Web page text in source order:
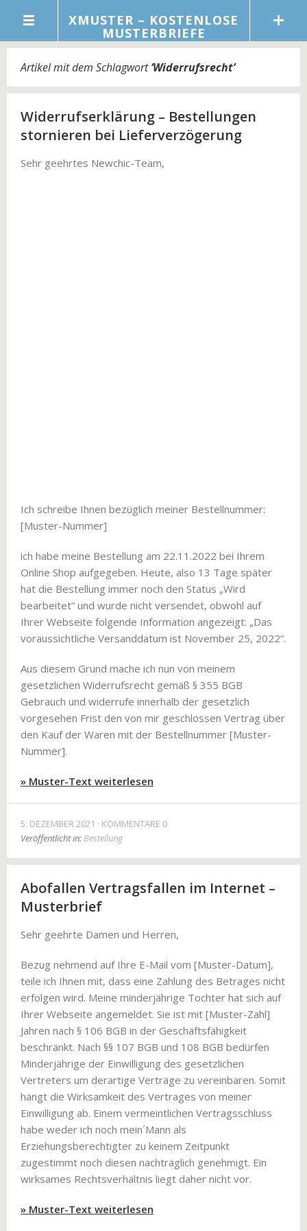
XMUSTER – KOSTENLOSE
MUSTERBRIEFE
Artikel mit dem Schlagwort‘Widerrufsrecht’
Widerrufserklärung – Bestellungen
stornieren bei Lieferverzögerung
Sehr geehrtes Newchic-Team,
Ich schreibe Ihnen bezüglich meiner Bestellnummer:
[Muster-Nummer]
ich habe meine Bestellung am 22.11.2022 bei Ihrem
Online Shop aufgegeben. Heute, also 13 Tage später
hat die Bestellung immer noch den Status „Wird
bearbeitet“ und wurde nicht versendet, obwohl auf
Ihrer Webseite folgende Information angezeigt: „Das
voraussichtliche Versanddatum ist November 25, 2022“.
Aus diesem Grund mache ich nun von meinem
gesetzlichen Widerrufsrecht gemäß § 355 BGB
Gebrauch und widerrufe innerhalb der gesetzlich
vorgesehen Frist den von mir geschlossen Vertrag über
den Kauf der Waren mit der Bestellnummer [Muster-
Nummer].
» Muster-Text weiterlesen
5. DEZEMBER 2021
KOMMENTARE 0
Veröffentlicht in:Bestellung
Abofallen Vertragsfallen im Internet –
Musterbrief
Sehr geehrte Damen und Herren,
Bezug nehmend auf Ihre E-Mail vom [Muster-Datum],
teile ich Ihnen mit, dass eine Zahlung des Betrages nicht
erfolgen wird. Meine minderjährige Tochter hat sich auf
Ihrer Webseite angemeldet. Sie ist mit [Muster-Zahl]
Jahren nach § 106 BGB in der Geschäftsfähigkeit
beschränkt. Nach §§ 107 BGB und 108 BGB bedürfen
Minderjährige der Einwilligung des gesetzlichen
Vertreters um derartige Verträge zu vereinbaren. Somit
hängt die Wirksamkeit des Vertrages von meiner
Einwilligung ab. Einem vermeintlichen Vertragsschluss
habe weder ich noch mein´Mann als
Erziehungsberechtigter zu keinem Zeitpunkt
zugestimmt noch diesen nachträglich genehmigt. Ein
wirksames Rechtsverhältnis liegt daher nicht vor.
» Muster-Text weiterlesen